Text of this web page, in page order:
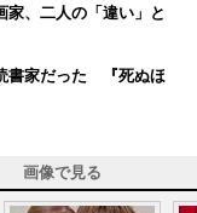
、二人の「違い」と
書家だった 『死ぬほ
画像で見る